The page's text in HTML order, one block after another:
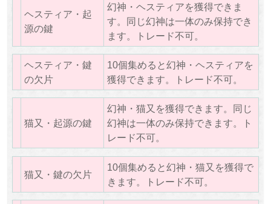
ヘスティア・起
源の鍵
幻神・ヘスティアを獲得できま
す。同じ幻神は一体のみ保持でき
ます。トレード不可。
ヘスティア・鍵
の欠片
10個集めると幻神・ヘスティアを
獲得できます。トレード不可。
猫又・起源の鍵
幻神・猫又を獲得できます。同じ
幻神は一体のみ保持できます。ト
レード不可。
猫又・鍵の欠片
10個集めると幻神・猫又を獲得で
きます。トレード不可。